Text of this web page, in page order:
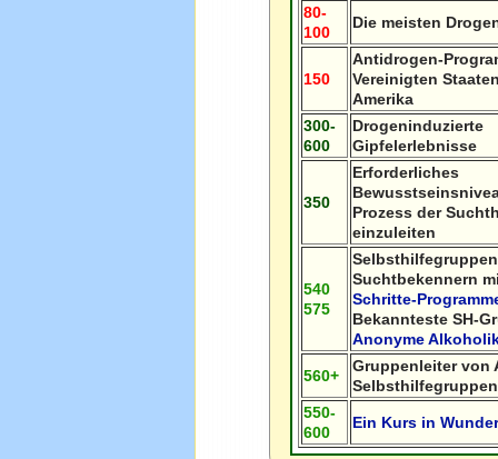
80-
100
Die meisten
150
Antidrogen-
Vereinigten
Amerika
300-
600
Drogeninduzierte
Gipfelerlebnisse
350
Erforderliches
Prozess der
einzuleiten
540
575
Suchtbekennern
Schritte-
Bekannteste SH-
Anonyme
560+
Gruppenleiter von
Selbsthilfegruppen
550-
600
Ein Kurs in